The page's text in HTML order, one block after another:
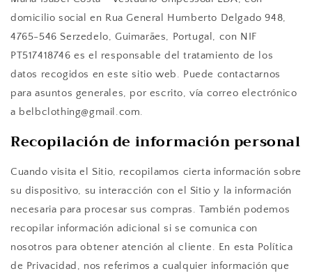
domicilio social en Rua General Humberto Delgado 948,
4765-546 Serzedelo, Guimarães, Portugal, con NIF
PT517418746 es el responsable del tratamiento de los
datos recogidos en este sitio web. Puede contactarnos
para asuntos generales, por escrito, vía correo electrónico
a belbclothing@gmail.com.
Recopilación de información personal
Cuando visita el Sitio, recopilamos cierta información sobre
su dispositivo, su interacción con el Sitio y la información
necesaria para procesar sus compras. También podemos
recopilar información adicional si se comunica con
nosotros para obtener atención al cliente. En esta Política
de Privacidad, nos referimos a cualquier información que